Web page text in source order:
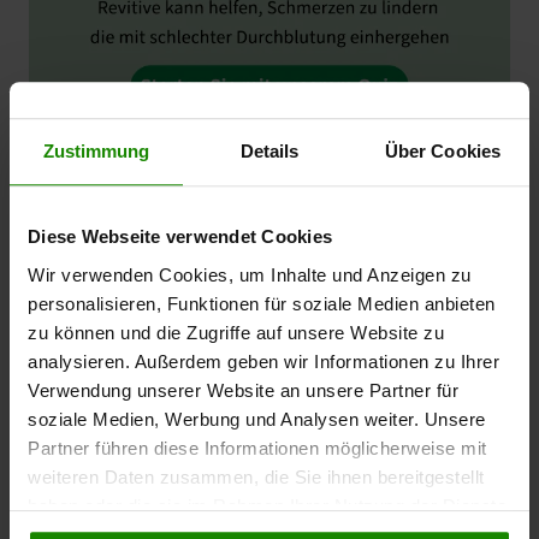
Zustimmung Details Über Cookies
Diese Webseite verwendet Cookies
Wir verwenden Cookies, um Inhalte und Anzeigen zu
personalisieren, Funktionen für soziale Medien anbieten
zu können und die Zugriffe auf unsere Website zu
analysieren. Außerdem geben wir Informationen zu Ihrer
Verwendung unserer Website an unsere Partner für
soziale Medien, Werbung und Analysen weiter. Unsere
Partner führen diese Informationen möglicherweise mit
weiteren Daten zusammen, die Sie ihnen bereitgestellt
haben oder die sie im Rahmen Ihrer Nutzung der Dienste
gesammelt haben.
Flege für Ihre Beine
Diabetes ist die häufigste Ursache für nicht
verletzungsbedingte Amputationen. Diabetes DE